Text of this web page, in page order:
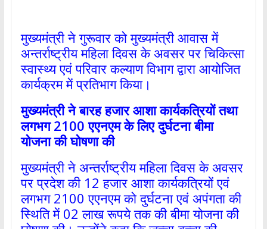
मुख्यमंत्री ने गुरूवार को मुख्यमंत्री आवास में
अन्तर्राष्ट्रीय महिला दिवस के अवसर पर चिकित्सा
स्वास्थ्य एवं परिवार कल्याण विभाग द्वारा आयोजित
कार्यक्रम में प्रतिभाग किया।
मुख्यमंत्री ने बारह हजार आशा कार्यकत्रियों तथा
लगभग2100एएनएम के लिए दुर्घटना बीमा
योजना की घोषणा की
मुख्यमंत्री ने अन्तर्राष्ट्रीय महिला दिवस के अवसर
पर प्रदेश की 12 हजार आशा कार्यकत्रियों एवं
लगभग 2100 एएनएम को दुर्घटना एवं अपंगता की
स्थिति में 02 लाख रूपये तक की बीमा योजना की